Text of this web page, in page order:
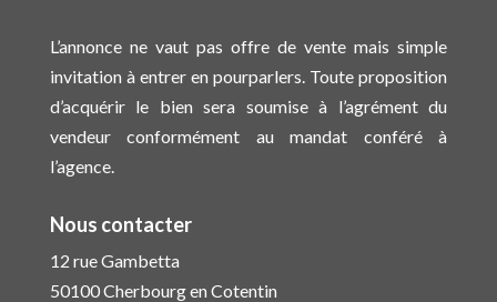
L’annonce ne vaut pas offre de vente mais simple
invitation à entrer en pourparlers. Toute proposition
d’acquérir le bien sera soumise à l’agrément du
vendeur conformément au mandat conféré à
l’agence.
Nous contacter
12 rue Gambetta
50100 Cherbourg en Cotentin